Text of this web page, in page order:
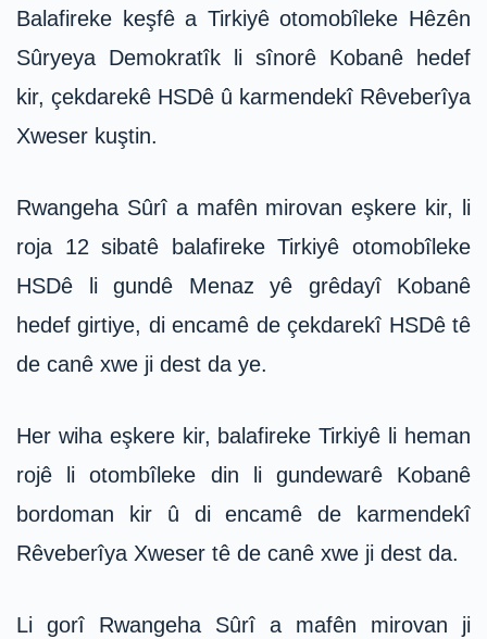
Balafireke keşfê a Tirkiyê otomobîleke Hêzên
Sûryeya Demokratîk li sînorê Kobanê hedef
kir, çekdarekê HSDê û karmendekî Rêveberîya
Xweser kuştin.
Rwangeha Sûrî a mafên mirovan eşkere kir, li
roja 12 sibatê balafireke Tirkiyê otomobîleke
HSDê li gundê Menaz yê grêdayî Kobanê
hedef girtiye, di encamê de çekdarekî HSDê tê
de canê xwe ji dest da ye.
Her wiha eşkere kir, balafireke Tirkiyê li heman
rojê li otombîleke din li gundewarê Kobanê
bordoman kir û di encamê de karmendekî
Rêveberîya Xweser tê de canê xwe ji dest da.
Li gorî Rwangeha Sûrî a mafên mirovan ji